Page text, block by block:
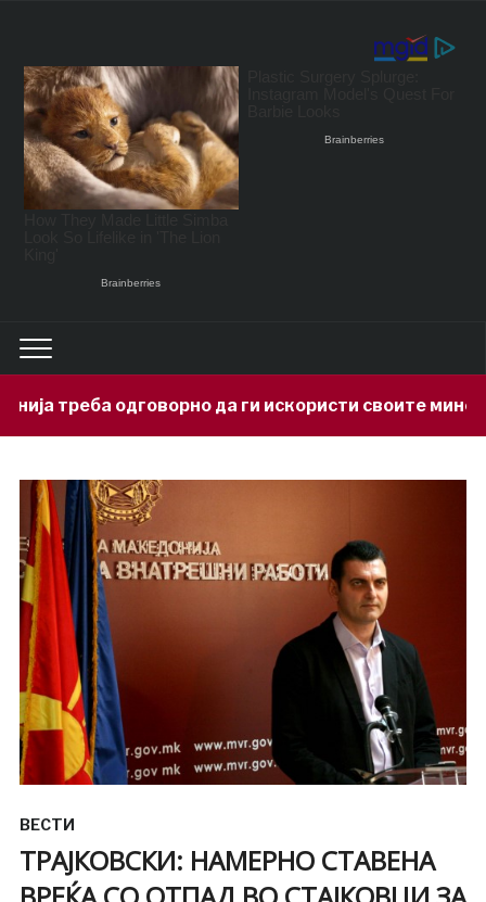
да ги искористи своите минерални богатства
ВЕСТИ
ТРАЈКОВСКИ: НАМЕРНО СТАВЕНА